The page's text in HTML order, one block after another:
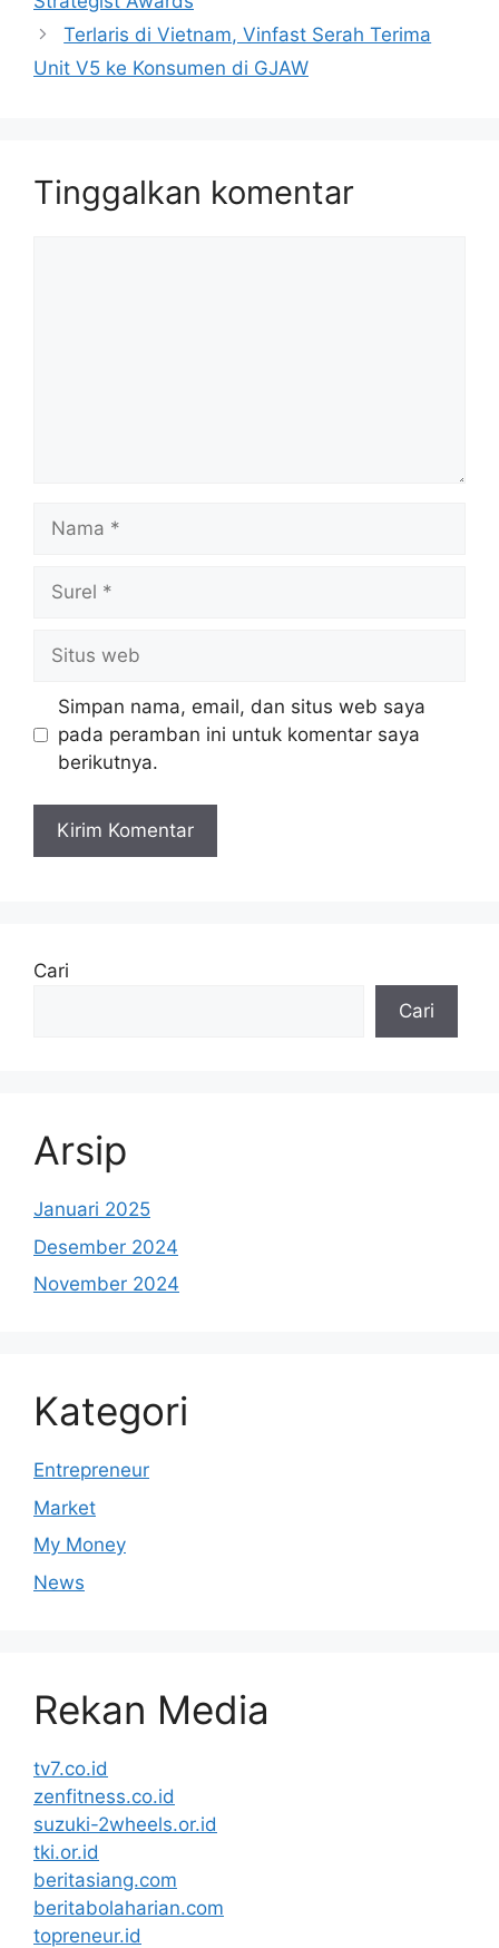
Terlaris di Vietnam, Vinfast Serah Terima
Unit V5 ke Konsumen di GJAW
Tinggalkan komentar
web
Simpan nama, email, dan situs web saya
pada peramban ini untuk komentar saya
berikutnya.
Cari
Cari
Arsip
Januari 2025
Desember 2024
November 2024
Kategori
Entrepreneur
Market
My Money
News
Rekan Media
tv7.co.id
zenfitness.co.id
suzuki-2wheels.or.id
tki.or.id
beritasiang.com
beritabolaharian.com
topreneur.id